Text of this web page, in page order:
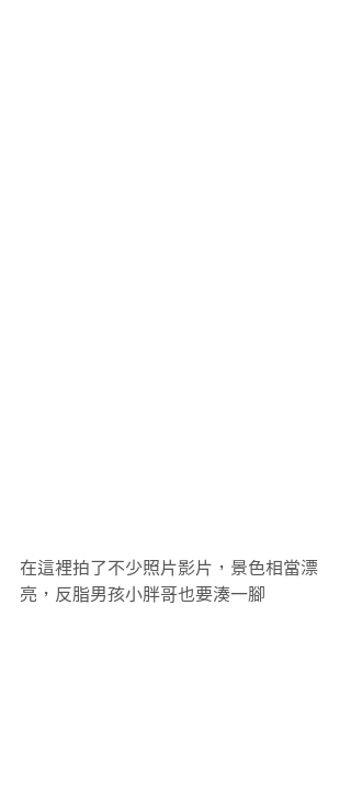
在這裡拍了不少照片影片，景色相當漂
亮，反脂男孩小胖哥也要湊一腳